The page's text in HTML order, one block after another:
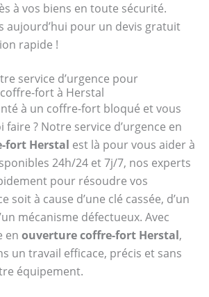
à vos biens en toute sécurité.
aujourd’hui pour un devis gratuit
rapide !
service d’urgence pour
fort à Herstal
à un coffre-fort bloqué et vous
faire ? Notre service d’urgence en
fort Herstal est là pour vous aider à
24h/24 et 7j/7, nos experts
pour résoudre vos
soit à cause d’une clé cassée, d’un
mécanisme défectueux. Avec
en ouverture coffre-fort Herstal,
un travail efficace, précis et sans
équipement.